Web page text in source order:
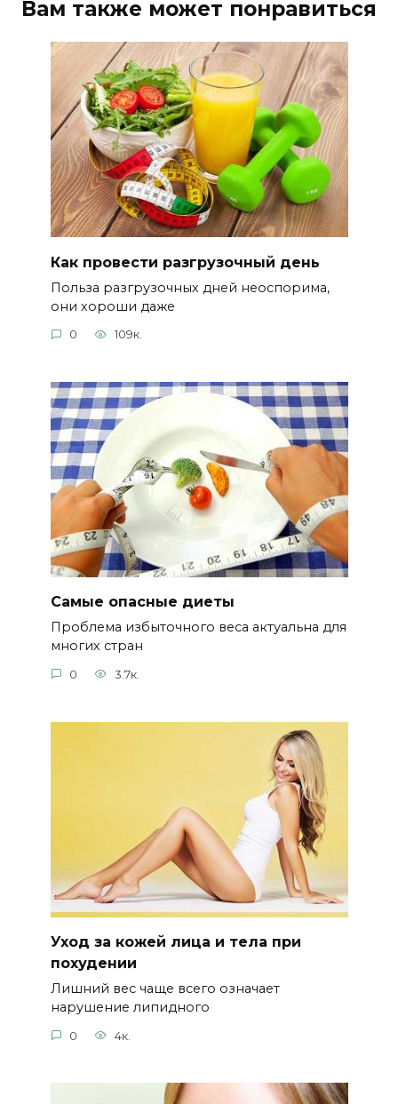
Вам также может понравиться
Как провести разгрузочный день
Польза разгрузочных дней неоспорима,
они хороши даже
0 109к.
Самые опасные диеты
Проблема избыточного веса актуальна для
многих стран
0 3.7к.
Уход за кожей лица и тела при
похудении
Лишний вес чаще всего означает
нарушение липидного
0 4к.